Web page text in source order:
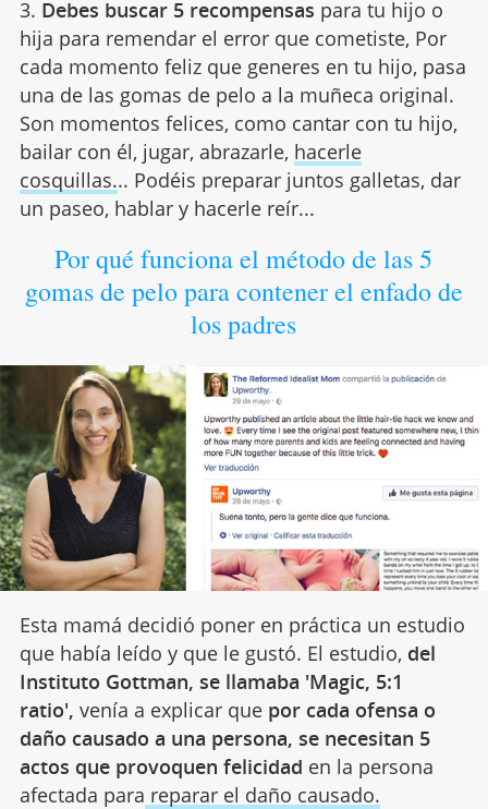
3. Debes buscar 5 recompensas para tu hijo o
hija para remendar el error que cometiste, Por
cada momento feliz que generes en tu hijo, pasa
una de las gomas de pelo a la muñeca original.
Son momentos felices, como cantar con tu hijo,
bailar con él, jugar, abrazarle, hacerle
cosquillas... Podéis preparar juntos galletas, dar
un paseo, hablar y hacerle reír...
Por qué funciona el método de las 5
gomas de pelo para contener el enfado de
los padres
Esta mamá decidió poner en práctica un estudio
que había leído y que le gustó. El estudio, del
Instituto Gottman, se llamaba 'Magic, 5:1
ratio', venía a explicar que por cada ofensa o
daño causado a una persona, se necesitan 5
actos que provoquen felicidad en la persona
afectada para reparar el daño causado.